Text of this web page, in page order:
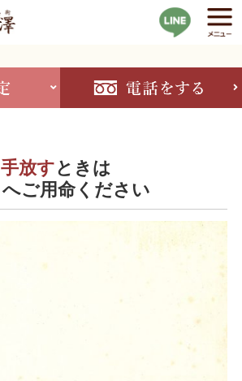
手放すときは
へご用命ください